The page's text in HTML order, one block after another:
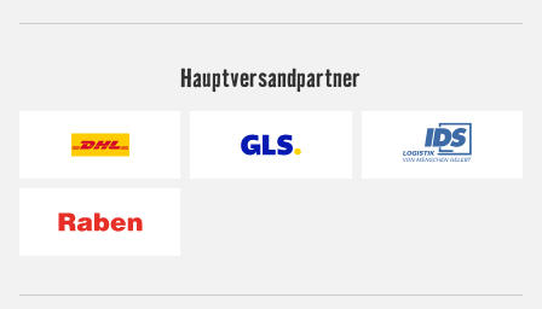
Hauptversandpartner